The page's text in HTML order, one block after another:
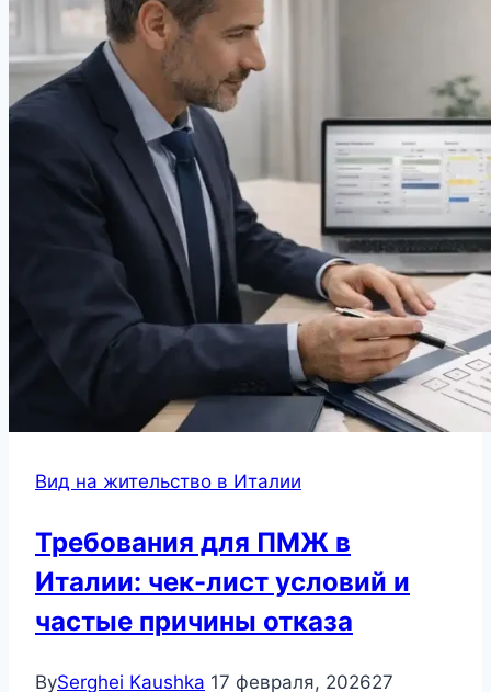
Вид на жительство в Италии
Требования для ПМЖ в
Италии: чек-лист условий и
частые причины отказа
BySerghei Kaushka 17 февраля, 202627